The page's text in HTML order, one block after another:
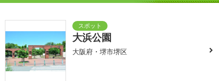
大浜公園
大阪府・堺市堺区